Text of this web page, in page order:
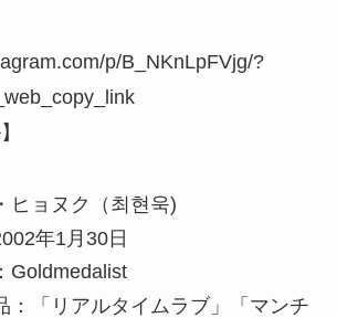
p/B_NKnLpFVjg/?
ヒョヌク（최현욱)
年1月30日
Goldmedalist
：「リアルタイムラブ」「マンチ